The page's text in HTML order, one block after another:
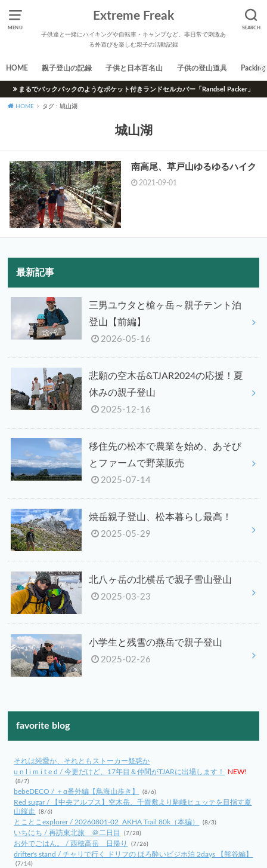
MENU SEARCH
Extreme Freak
子供達と一緒にハイキングや自転車・キャンプなど、非日常で刺激あ
る外遊びを楽しむ親子の活動記録
HOME 親子登山の記録 子供と日本百名山 子供の登山道具 Packing
まるでバックパックのようなポケット付きランドセルカバー「Randsel Packer」
HOME タグ : 城山湖
城山湖
南高尾、草戸山ゆるゆるハイク
2021-09-01
最新記事
三男ユウタと槍ヶ岳～親子テント泊
登山【前編】
2026-05-16
悲願の空木岳&TJAR2024の応援！夏
休みの親子登山
2025-12-16
移住先の松本で農業を始め、あそび
とファームで野菜販売
2025-07-14
焼岳親子登山、松本暮らし最高！
2025-05-29
北八ヶ岳の北横岳で親子雪山登山
2025-03-23
小学生と残雪の燕岳で親子登山
2025-02-26
favorite blog
それは純愛か、それともストーカー疑惑か
u n l i m i t e d / 今更だけど、17年目＆仲間がTJARに出場します！
NEW!
(8/7)
bebeDECO / ＋α番外編【鳥海山歩き】 (8/6)
Red sugar / 【中央アルプス】空木岳、千畳敷より駒峰ヒュッテを目指す夏
山縦走
(8/6)
とことこexplorer / 20260801-02_AKHA Trail 80k（本編） (8/3)
いちにち / 再訪東北旅 ＠二日目 (7/28)
お外でごはん。 / 西穂高岳 日帰り (7/26)
drifter's stand / チャリで行く ドリフの ほろ酔いビジホ泊 2days 【熊谷編】
(7/14)